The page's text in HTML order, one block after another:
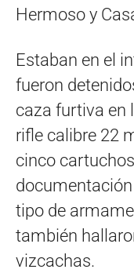
Hermoso y
Estaban en el
fueron
caza furtiva en
rifle calibre 22
cinco
tipo de
también
vizcachas.